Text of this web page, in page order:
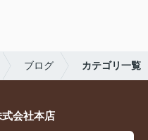
ブログ カテゴリ一覧
式会社本店